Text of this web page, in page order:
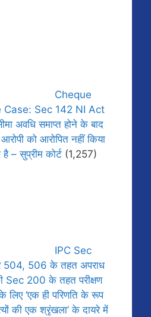
Cheque
Case: Sec 142 NI Act
अवधि समाप्त होने के बाद
को आरोपित नहीं किया
– सुप्रीम कोर्ट (1,257)
IPC Sec
506 के तहत अपराध
Sec 200 के तहत परीक्षण
लिए ‘एक ही परिणति के रूप
की एक श्रृंखला’ के दायरे में